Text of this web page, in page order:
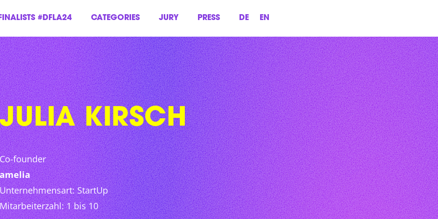
FINALISTS #DFLA24 CATEGORIES JURY PRESS DE EN
JULIA KIRSCH
Co-founder
amelia
Unternehmensart: StartUp
Mitarbeiterzahl: 1 bis 10